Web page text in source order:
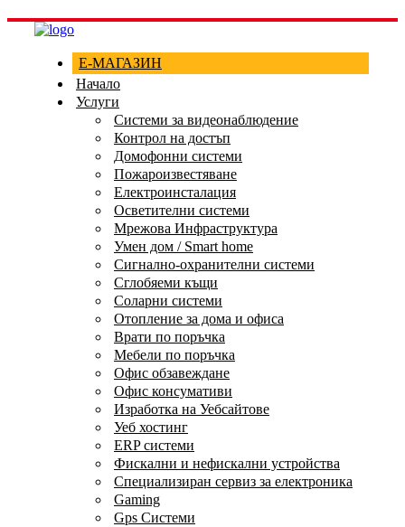
Е-МАГАЗИН
Начало
Услуги
Системи за видеонаблюдение
Контрол на достъп
Домофонни системи
Пожароизвестяване
Електроинсталация
Осветителни системи
Мрежова Инфраструктура
Умен дом / Smart home
Сигнално-охранителни системи
Сглобяеми къщи
Соларни системи
Отопление за дома и офиса
Врати по поръчка
Мебели по поръчка
Офис обзавеждане
Офис консумативи
Изработка на Уебсайтове
Уеб хостинг
ERP системи
Фискални и нефискални устройства
Специализиран сервиз за електроника
Gaming
Gps Системи